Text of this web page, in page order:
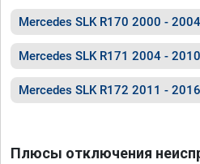
Mercedes SLK R170 2000 - 2004
Mercedes SLK R171 2004 - 2010
Mercedes SLK R172 2011 - 2016
Плюсы отключения